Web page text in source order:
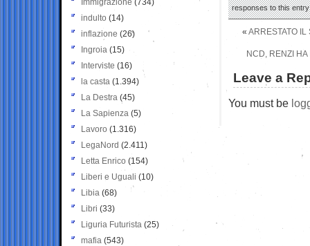
responses to this
« ARRESTATO IL
NCD, RENZI
Leave a
You must be
Immigrazione (734)
indulto (14)
inflazione (26)
Ingroia (15)
Interviste (16)
la casta (1.394)
La Destra (45)
La Sapienza (5)
Lavoro (1.316)
LegaNord (2.411)
Letta Enrico (154)
Liberi e Uguali (10)
Libia (68)
Libri (33)
Liguria Futurista (25)
mafia (543)